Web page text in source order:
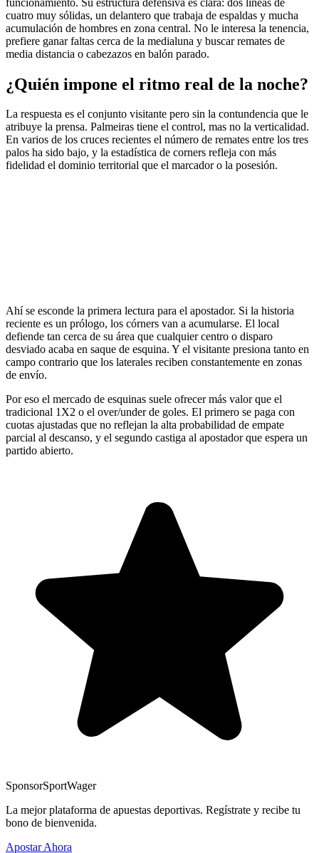
cuatro muy sólidas, un delantero que trabaja de espaldas y mucha
acumulación de hombres en zona central. No le interesa la tenencia,
prefiere ganar faltas cerca de la medialuna y buscar remates de
media distancia o cabezazos en balón parado.
¿Quién impone el ritmo real de la noche?
La respuesta es el conjunto visitante pero sin la contundencia que le
atribuye la prensa. Palmeiras tiene el control, mas no la verticalidad.
En varios de los cruces recientes el número de remates entre los tres
palos ha sido bajo, y la estadística de corners refleja con más
fidelidad el dominio territorial que el marcador o la posesión.
Ahí se esconde la primera lectura para el apostador. Si la historia
reciente es un prólogo, los córners van a acumularse. El local
defiende tan cerca de su área que cualquier centro o disparo
desviado acaba en saque de esquina. Y el visitante presiona tanto en
campo contrario que los laterales reciben constantemente en zonas
de envío.
Por eso el mercado de esquinas suele ofrecer más valor que el
tradicional 1X2 o el over/under de goles. El primero se paga con
cuotas ajustadas que no reflejan la alta probabilidad de empate
parcial al descanso, y el segundo castiga al apostador que espera un
partido abierto.
SponsorSportWager
La mejor plataforma de apuestas deportivas. Regístrate y recibe tu
bono de bienvenida.
Apostar Ahora